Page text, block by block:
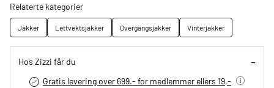
Relaterte kategorier
Jakker Lettvektsjakker Overgangsjakker Vinterjakker
Hos Zizzi får du
Gratis levering over 699.- for medlemmer ellers 19,-